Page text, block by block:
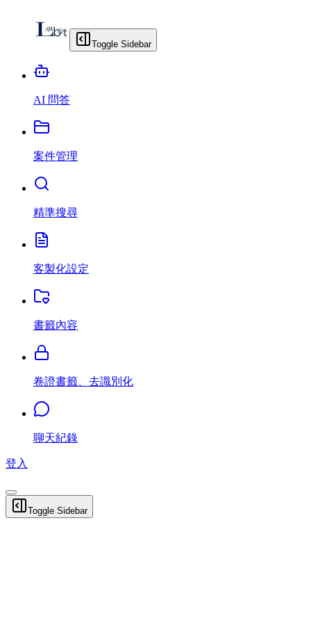
Toggle Sidebar
AI 問答
案件管理
精準搜尋
客製化設定
書籤內容
卷證書籤、去識別化
聊天紀錄
登入
Toggle Sidebar